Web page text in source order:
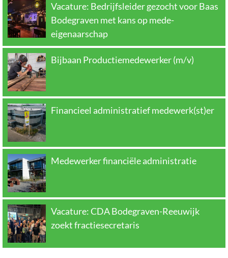
Vacature: Bedrijfsleider gezocht voor Baas
Bodegraven met kans op mede-
eigenaarschap
Bijbaan Productiemedewerker (m/v)
Financieel administratief medewerk(st)er
Medewerker financiële administratie
Vacature: CDA Bodegraven-Reeuwijk
zoekt fractiesecretaris